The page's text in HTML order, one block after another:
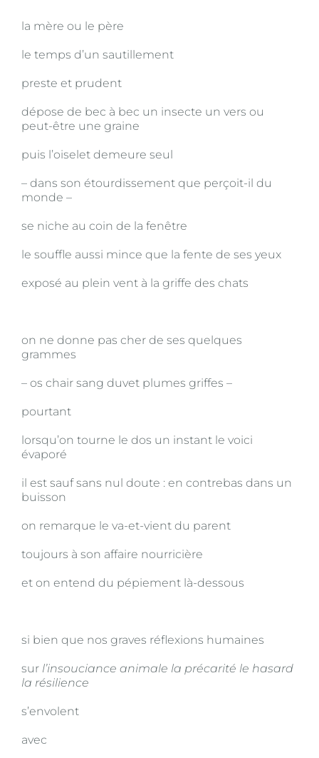
la mère ou le père
le temps d’un sautillement
preste et prudent
dépose de bec à bec un insecte un vers ou
peut-être une graine
puis l’oiselet demeure seul
– dans son étourdissement que perçoit-il du
monde –
se niche au coin de la fenêtre
le souffle aussi mince que la fente de ses yeux
exposé au plein vent à la griffe des chats
on ne donne pas cher de ses quelques
grammes
– os chair sang duvet plumes griffes –
pourtant
lorsqu’on tourne le dos un instant le voici
évaporé
il est sauf sans nul doute : en contrebas dans un
buisson
on remarque le va-et-vient du parent
toujours à son affaire nourricière
et on entend du pépiement là-dessous
si bien que nos graves réflexions humaines
sur l’insouciance animale la précarité le hasard
la résilience
s’envolent
avec